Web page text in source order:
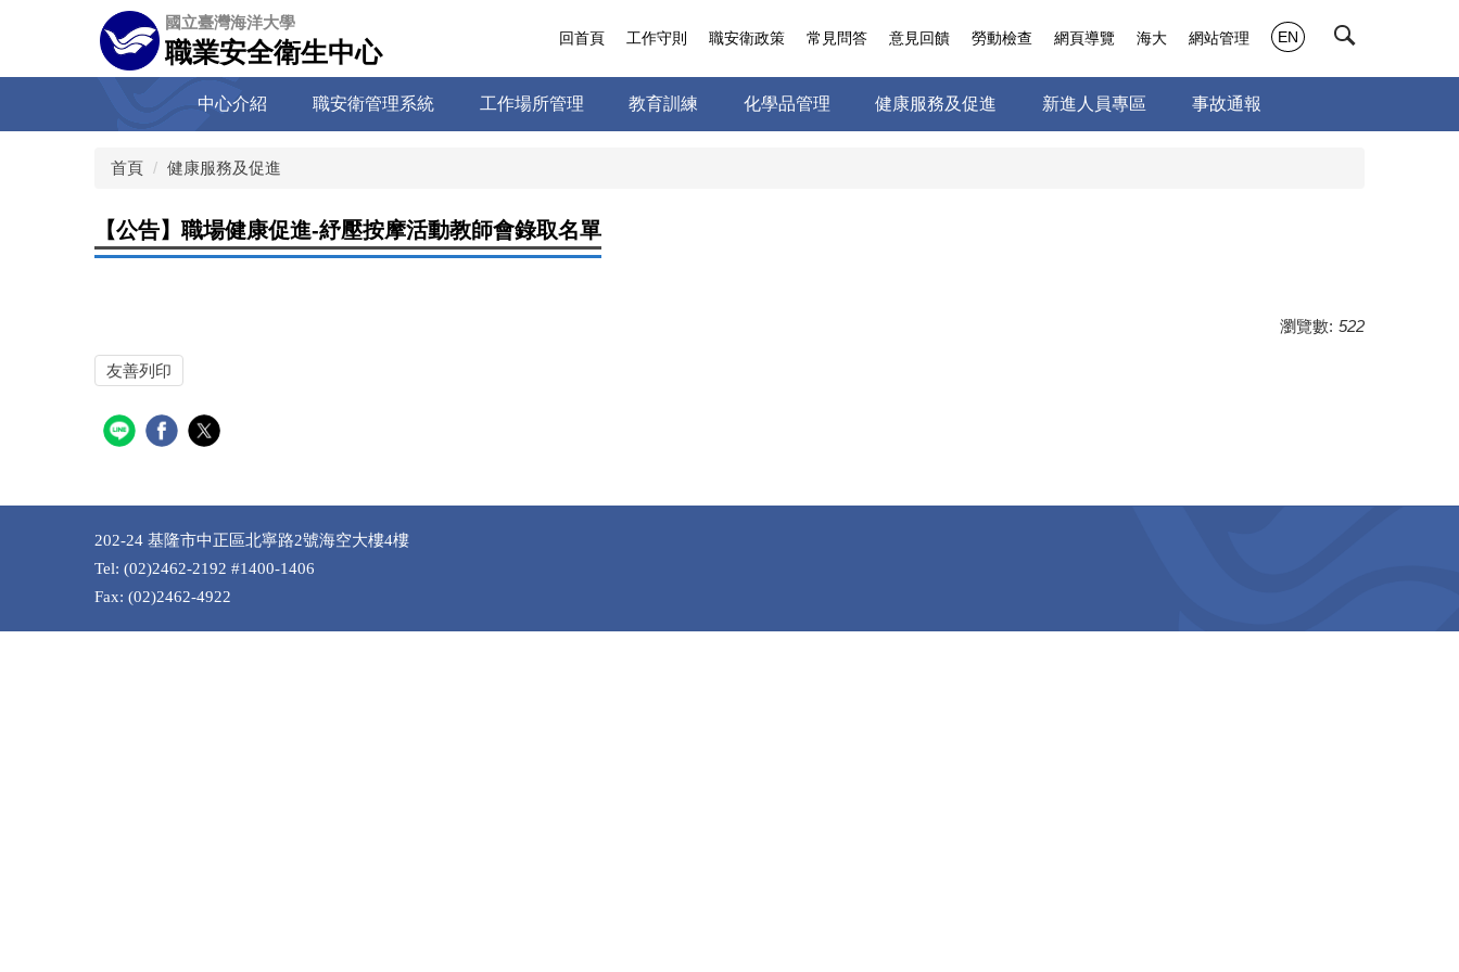
容
國立臺灣海洋大學
職業安全衛生中心
中心介紹 職安衛管理系統 工作場所管理 教育訓練 化學品管理 健康服務及促進 新進人員專區 事故通報
回首頁 工作守則 職安衛政策 常見問答 意見回饋 勞動檢查 網頁導覽 海大 網站管理 EN
首頁 健康服務及促進
【公告】職場健康促進-紓壓按摩活動教師會錄取名單
瀏覽數: 522
友善列印
202-24 基隆市中正區北寧路2號海空大樓4樓
Tel: (02)2462-2192 #1400-1406
Fax: (02)2462-4922